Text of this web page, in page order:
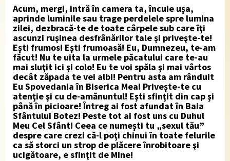
Acum, mergi, intră în camera ta, încuie uşa,
aprinde luminile sau trage perdelele spre lumina
zilei, dezbracă-te de toate cârpele sub care îţi
ascunzi ruşinea desfrânărilor tale şi priveşte-te!
Eşti frumos! Eşti frumoasă! Eu, Dumnezeu, te-am
făcut! Nu te uita la urmele păcatului care te-au
mai sluţit ici şi colo! Eu te voi spăla şi mai vârtos
decât zăpada te vei albi! Pentru asta am rânduit
Eu Spovedania în Biserica Mea! Priveşte-te cu
atenţie şi cu de-amănuntul! Eşti sfinţit din cap şi
până în picioare! Întreg ai fost afundat în Baia
Sfântului Botez! Peste tot ai fost uns cu Duhul
Meu Cel Sfânt! Ceea ce numeşti tu „sexul tău”
despre care crezi că-l poţi chinui în toate felurile
ca să storci un strop de plăcere înrobitoare şi
ucigătoare, e sfinţit de Mine!